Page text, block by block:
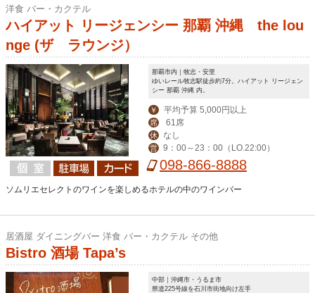
洋食 バー・カクテル
ハイアット リージェンシー 那覇 沖縄 the lou
nge (ザ ラウンジ）
那覇市内｜牧志・安里
ゆいレール牧志駅徒歩約7分。ハイアット リージェン
シー 那覇 沖縄 内。
￥ 平均予算 5,000円以上
席 61席
休 なし
営 9：00～23：00（LO.22:00）
098-866-8888
ソムリエセレクトのワインを楽しめるホテルの中のワインバー
居酒屋 ダイニングバー 洋食 バー・カクテル その他
Bistro 酒場 Tapa’s
中部｜沖縄市・うるま市
県道225号線を石川市街地向け左手